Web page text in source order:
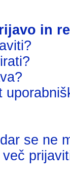
in
se ne